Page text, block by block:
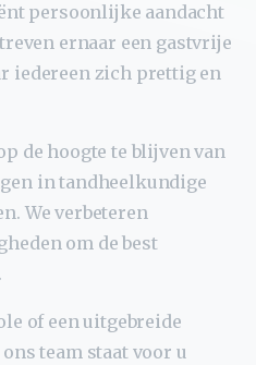
persoonlijke aandacht
ernaar een gastvrije
iedereen zich prettig en
de hoogte te blijven van
in tandheelkundige
We verbeteren
om de best
of een uitgebreide
team staat voor u